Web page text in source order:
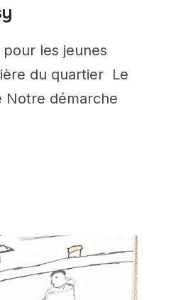
pour les jeunes
du quartier Le
Notre démarche